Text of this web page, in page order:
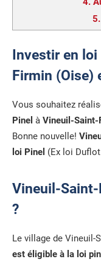
5.
Investir en
Firmin (Oise)
Vous souhaitez
Pinel à Vineuil-Saint-
Bonne nouvelle!
loi Pinel (Ex loi
Vineuil-Saint-
?
Le village de Vineuil-
est éligible à la loi